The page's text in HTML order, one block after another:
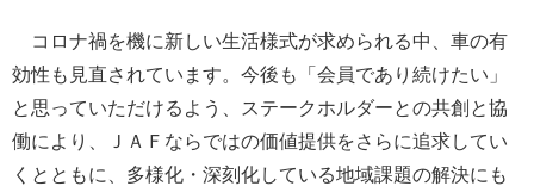
コロナ禍を機に新しい生活様式が求められる中、車の有
効性も見直されています。今後も「会員であり続けたい」
と思っていただけるよう、ステークホルダーとの共創と協
働により、ＪＡＦならではの価値提供をさらに追求してい
くとともに、多様化・深刻化している地域課題の解決にも